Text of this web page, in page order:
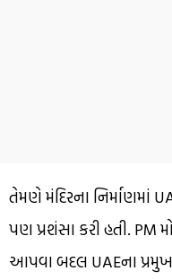
તેમણે મંદિરના નિર્માણમાં
પણ પ્રશંસા કરી હતી. PM
આપવા બદલ UAEના